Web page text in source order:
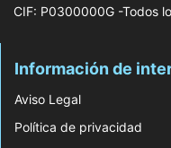
CIF: P0300000G -Todos
Información de
Aviso Legal
Política de privacidad